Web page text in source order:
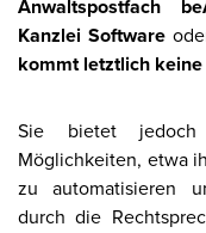
Anwaltspostfach
Kanzlei Software
kommt letztlich
Sie bietet
Möglichkeiten, etwa
zu automatisieren
durch die